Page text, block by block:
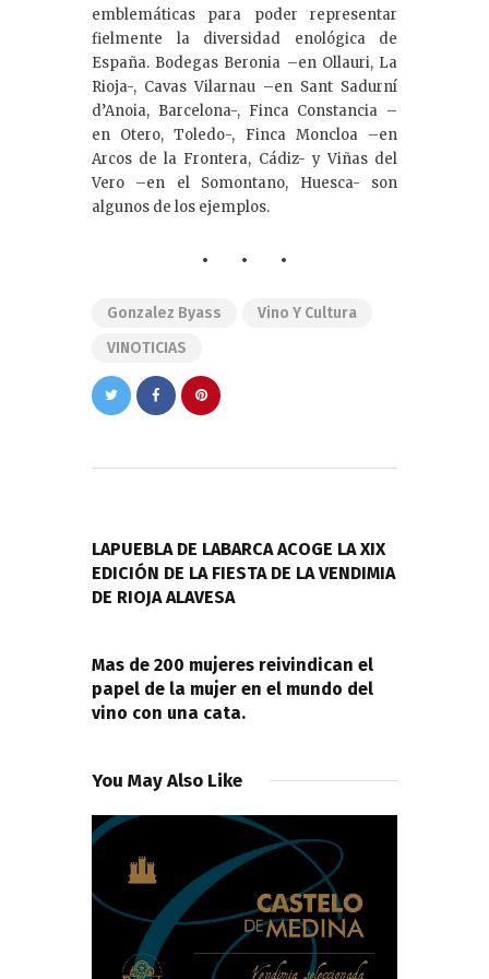
emblemáticas para poder representar
fielmente la diversidad enológica de
España. Bodegas Beronia –en Ollauri, La
Rioja-, Cavas Vilarnau –en Sant Sadurní
d’Anoia, Barcelona-, Finca Constancia –
en Otero, Toledo-, Finca Moncloa –en
Arcos de la Frontera, Cádiz- y Viñas del
Vero –en el Somontano, Huesca- son
algunos de los ejemplos.
Gonzalez Byass
Vino Y Cultura
VINOTICIAS
entradas
LAPUEBLA DE LABARCA ACOGE LA XIX
EDICIÓN DE LA FIESTA DE LA VENDIMIA
DE RIOJA ALAVESA
Mas de 200 mujeres reivindican el
papel de la mujer en el mundo del
vino con una cata.
You May Also Like